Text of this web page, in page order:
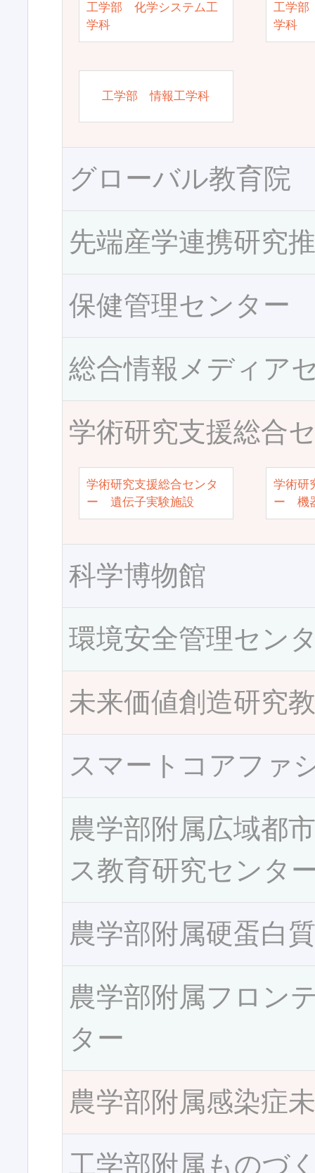
工学部 化学システム工
学科
工学部
学科
工学部 情報工学科
グローバル教育院
先端産学連携研究
保健管理センター
総合情報メディア
学術研究支援総合
学術研究支援総合センタ
ー 遺伝子実験施設
学術研
ー 機
科学博物館
環境安全管理セン
未来価値創造研究
スマートコアファ
農学部附属広域都
ス教育研究センタ
農学部附属硬蛋白
農学部附属フロン
ター
農学部附属感染症
工学部附属ものづ